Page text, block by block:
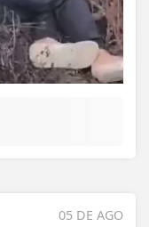
05 DE AGO